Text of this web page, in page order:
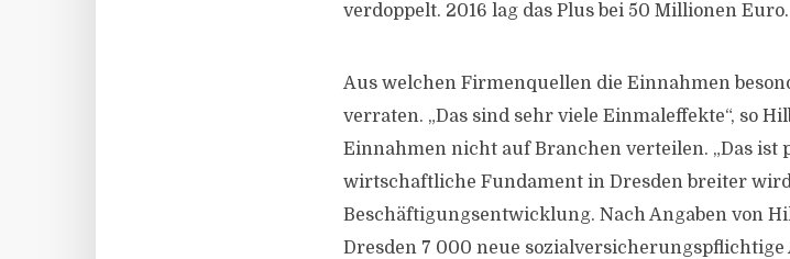
verdoppelt. 2016 lag das Plus bei 50 Millionen Euro.
Aus welchen Firmenquellen die Einnahmen
verraten. „Das sind sehr viele Einmaleffekte“, so
Einnahmen nicht auf Branchen verteilen. „Das ist
wirtschaftliche Fundament in Dresden breiter
Beschäftigungsentwicklung. Nach Angaben von
Dresden 7 000 neue